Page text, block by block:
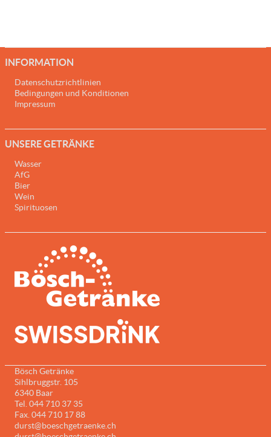
INFORMATION
Datenschutzrichtlinien
Bedingungen und Konditionen
Impressum
UNSERE GETRÄNKE
Wasser
AfG
Bier
Wein
Spirituosen
Bösch Getränke
Sihlbruggstr. 105
6340 Baar
Tel. 044 710 37 35
Fax. 044 710 17 88
durst@boeschgetraenke.ch